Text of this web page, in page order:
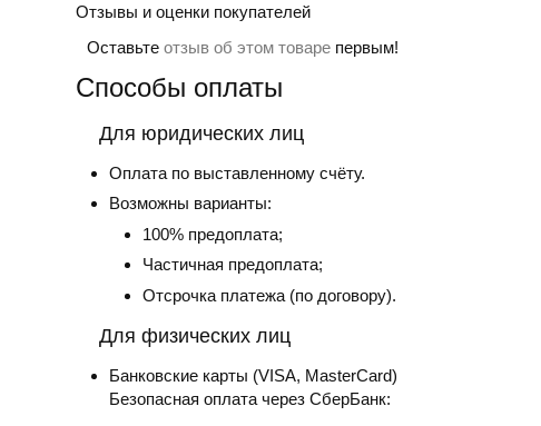
Отзывы и оценки покупателей
Оставьте отзыв об этом товаре первым!
Способы оплаты
Для юридических лиц
Оплата по выставленному счёту.
Возможны варианты:
100% предоплата;
Частичная предоплата;
Отсрочка платежа (по договору).
Для физических лиц
Банковские карты (VISA, MasterCard)
Безопасная оплата через СберБанк: